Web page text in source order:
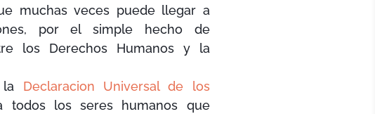
muchas veces puede llegar a
por el simple hecho de
los Derechos Humanos y la
la Declaracion Universal de los
todos los seres humanos que